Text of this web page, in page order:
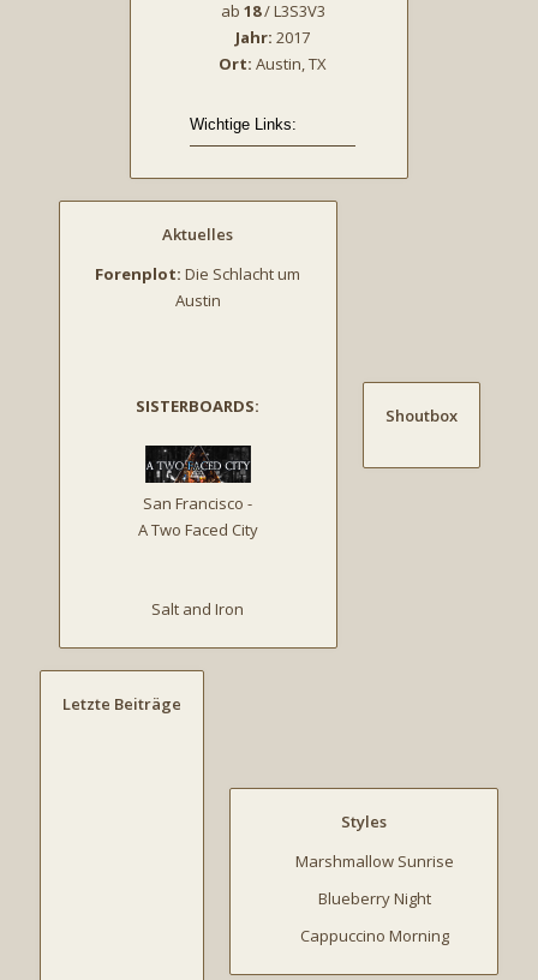
ab 18/ L3S3V3
Jahr: 2017
Ort: Austin, TX
Aktuelles
Forenplot: Die Schlacht um
Austin
SISTERBOARDS:
San Francisco -
A Two Faced City
Salt and Iron
Shoutbox
Letzte Beiträge
Styles
Marshmallow Sunrise
Blueberry Night
Cappuccino Morning